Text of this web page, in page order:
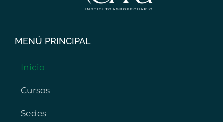
MENÚ PRINCIPAL
Inicio
Cursos
Sedes